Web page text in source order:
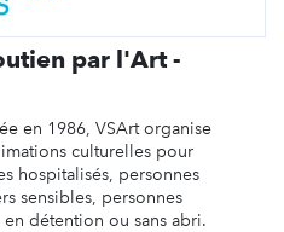
par l'Art -
en 1986, VSArt organise
culturelles pour
hospitalisés, personnes
sensibles, personnes
détention ou sans abri.